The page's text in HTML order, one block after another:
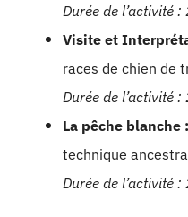
Durée de l’activité
Visite et
races de chien de
Durée de l’activité
La pêche blanche :
technique
Durée de l’activité